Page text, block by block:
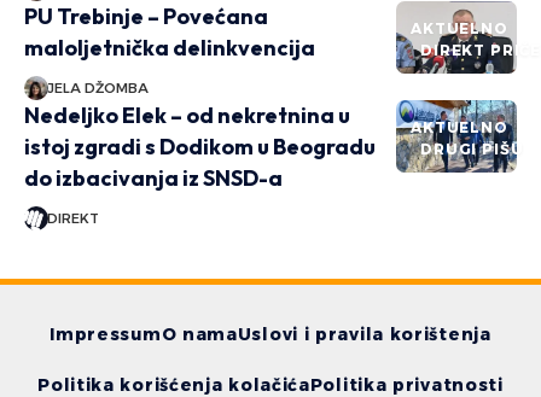
AKTUELNO
DIREKT PRIČE
PU Trebinje – Povećana
maloljetnička delinkvencija
JELA DŽOMBA
AKTUELNO
DRUGI PIŠU
Nedeljko Elek – od nekretnina u
istoj zgradi s Dodikom u Beogradu
do izbacivanja iz SNSD-a
DIREKT
ImpressumO namaUslovi i pravila korištenja
Politika korišćenja kolačićaPolitika privatnosti